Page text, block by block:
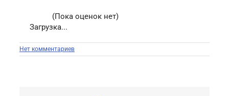
(Пока оценок нет)
Загрузка...
Нет комментариев